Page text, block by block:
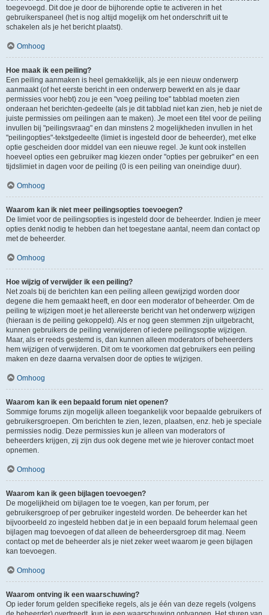
toegevoegd. Dit doe je door de bijhorende optie te activeren in het
gebruikerspaneel (het is nog altijd mogelijk om het onderschrift uit te
schakelen als je het bericht plaatst).
Omhoog
Hoe maak ik een peiling?
Een peiling aanmaken is heel gemakkelijk, als je een nieuw onderwerp
aanmaakt (of het eerste bericht in een onderwerp bewerkt en als je daar
permissies voor hebt) zou je een "voeg peiling toe" tabblad moeten zien
onderaan het berichten-gedeelte (als je dit tabblad niet kan zien, heb je niet de
juiste permissies om peilingen aan te maken). Je moet een titel voor de peiling
invullen bij "peilingsvraag" en dan minstens 2 mogelijkheden invullen in het
"peilingopties"-tekstgedeelte (limiet is ingesteld door de beheerder), met elke
optie gescheiden door middel van een nieuwe regel. Je kunt ook instellen
hoeveel opties een gebruiker mag kiezen onder "opties per gebruiker" en een
tijdslimiet in dagen voor de peiling (0 is een peiling van oneindige duur).
Omhoog
Waarom kan ik niet meer peilingsopties toevoegen?
De limiet voor de peilingsopties is ingesteld door de beheerder. Indien je meer
opties denkt nodig te hebben dan het toegestane aantal, neem dan contact op
met de beheerder.
Omhoog
Hoe wijzig of verwijder ik een peiling?
Net zoals bij de berichten kan een peiling alleen gewijzigd worden door
degene die hem gemaakt heeft, en door een moderator of beheerder. Om de
peiling te wijzigen moet je het allereerste bericht van het onderwerp wijzigen
(hieraan is de peiling gekoppeld). Als er nog geen stemmen zijn uitgebracht,
kunnen gebruikers de peiling verwijderen of iedere peilingsoptie wijzigen.
Maar, als er reeds gestemd is, dan kunnen alleen moderators of beheerders
hem wijzigen of verwijderen. Dit om te voorkomen dat gebruikers een peiling
maken en deze daarna vervalsen door de opties te wijzigen.
Omhoog
Waarom kan ik een bepaald forum niet openen?
Sommige forums zijn mogelijk alleen toegankelijk voor bepaalde gebruikers of
gebruikersgroepen. Om berichten te zien, lezen, plaatsen, enz. heb je speciale
permissies nodig. Deze permissies kun je alleen van moderators of
beheerders krijgen, zij zijn dus ook degene met wie je hierover contact moet
opnemen.
Omhoog
Waarom kan ik geen bijlagen toevoegen?
De mogelijkheid om bijlagen toe te voegen, kan per forum, per
gebruikersgroep of per gebruiker ingesteld worden. De beheerder kan het
bijvoorbeeld zo ingesteld hebben dat je in een bepaald forum helemaal geen
bijlagen mag toevoegen of dat alleen de beheerdersgroep dit mag. Neem
contact op met de beheerder als je niet zeker weet waarom je geen bijlagen
kan toevoegen.
Omhoog
Waarom ontving ik een waarschuwing?
Op ieder forum gelden specifieke regels, als je één van deze regels (volgens